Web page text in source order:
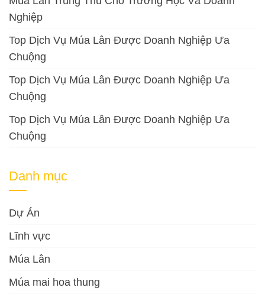
Nghiệp
Top Dịch Vụ Múa Lân Được Doanh Nghiệp Ưa
Chuộng
Top Dịch Vụ Múa Lân Được Doanh Nghiệp Ưa
Chuộng
Top Dịch Vụ Múa Lân Được Doanh Nghiệp Ưa
Chuộng
Danh mục
Dự Án
Lĩnh vực
Múa Lân
Múa mai hoa thung